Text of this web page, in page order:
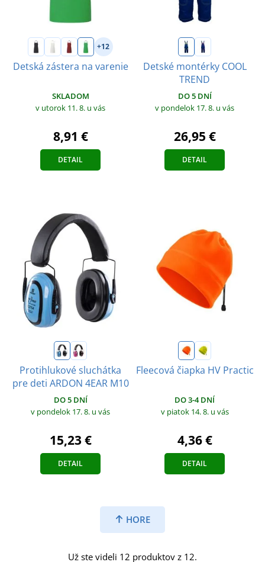
+12
Detská zástera na varenie
SKLADOM
v utorok 11. 8. u vás
8,91 €
DETAIL
Detské montérky COOL
TREND
DO 5 DNÍ
v pondelok 17. 8. u vás
26,95 €
DETAIL
Protihlukové sluchátka
pre deti ARDON 4EAR M10
DO 5 DNÍ
v pondelok 17. 8. u vás
15,23 €
DETAIL
Fleecová čiapka HV Practic
DO 3-4 DNÍ
v piatok 14. 8. u vás
4,36 €
DETAIL
HORE
Už ste videli 12 produktov z 12.